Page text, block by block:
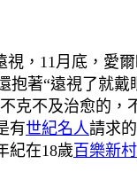
，11月底，愛
抱著“遠視了就戴
不及治愈的，
有世紀名人請求
紀在18歲 百樂新村